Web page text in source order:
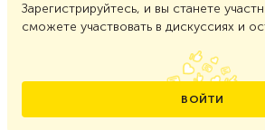
Зарегистрируйтесь, и вы станете
сможете участвовать в дискуссиях и
ВОЙТИ